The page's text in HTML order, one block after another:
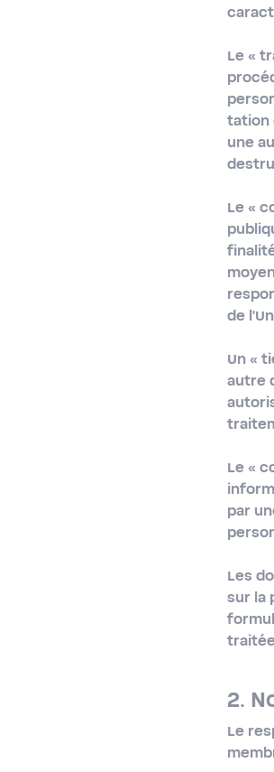
Le «
tation
une
Le «
de
Un «
autre
Le «
par
Les
sur la
2.
Le